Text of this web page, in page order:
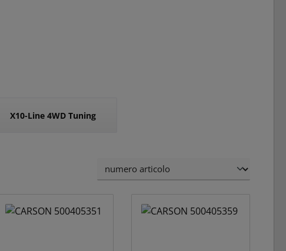
X10-Line 4WD Tuning